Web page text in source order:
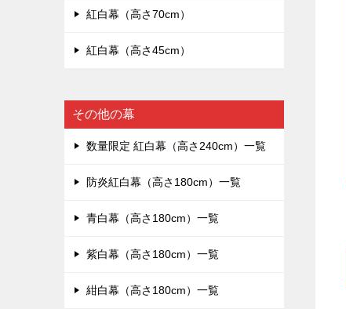
紅白幕（高さ70cm）
紅白幕（高さ45cm）
その他の幕
数量限定 紅白幕（高さ240cm）一覧
防炎紅白幕（高さ180cm）一覧
青白幕（高さ180cm）一覧
紫白幕（高さ180cm）一覧
紺白幕（高さ180cm）一覧